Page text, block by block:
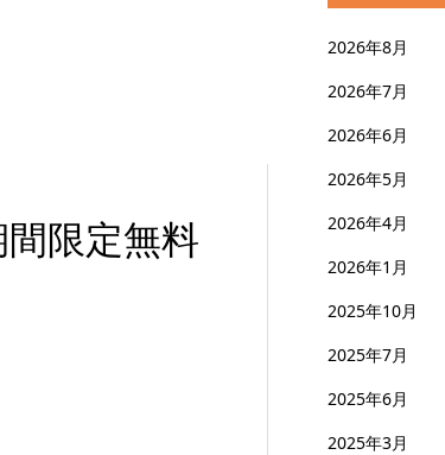
限定無料
2026年8月
2026年7月
2026年6月
2026年5月
2026年4月
2026年1月
2025年10月
2025年7月
2025年6月
2025年3月